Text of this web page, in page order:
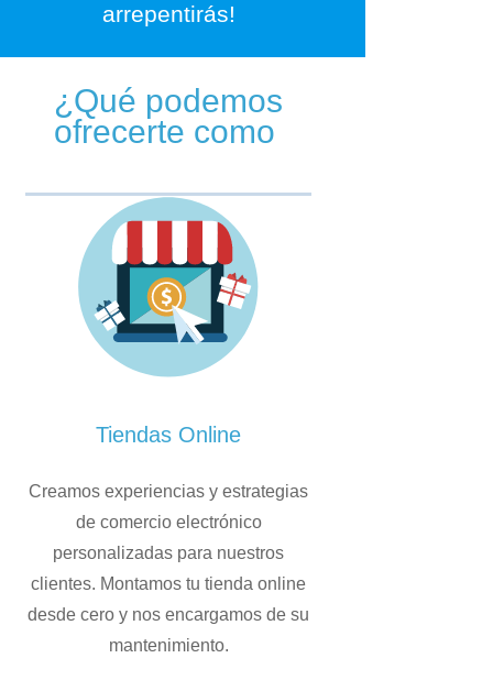
arrepentirás!
¿Qué podemos
ofrecerte como
Tiendas Online
Creamos experiencias y estrategias
de comercio electrónico
personalizadas para nuestros
clientes. Montamos tu tienda online
desde cero y nos encargamos de su
mantenimiento.